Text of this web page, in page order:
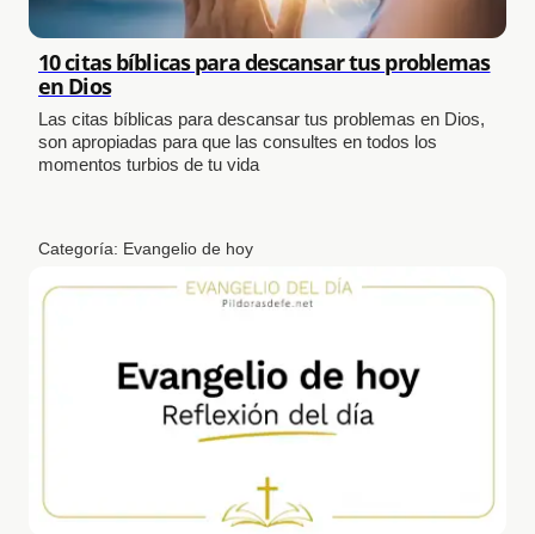
10 citas bíblicas para descansar tus problemas
en Dios
Las citas bíblicas para descansar tus problemas en Dios,
son apropiadas para que las consultes en todos los
momentos turbios de tu vida
Categoría: Evangelio de hoy